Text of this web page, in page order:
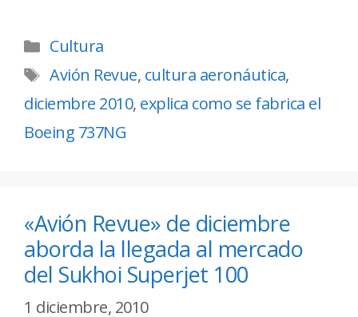
Cultura
Avión Revue, cultura aeronáutica,
diciembre 2010, explica como se fabrica el
Boeing 737NG
«Avión Revue» de diciembre
aborda la llegada al mercado
del Sukhoi Superjet 100
1 diciembre, 2010